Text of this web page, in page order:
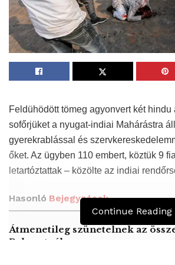
Feldühödött tömeg agyonvert két hindu
sofőrjüket a nyugat-indiai Mahárástra
gyerekrablással és
őket. Az ügyben 110 embert, köztük 9
letartóztattak – közölte az indiai
Hasonló Bejegyzések
Átmenetileg szünetelnek az
Bahmutnál
Continue Reading